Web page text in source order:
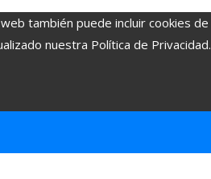
también puede incluir cookies de
nuestra Política de Privacidad.